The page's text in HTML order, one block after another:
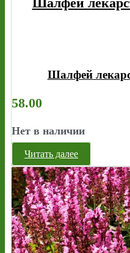
Шалфей
58.00
Нет в наличии
Читать далее